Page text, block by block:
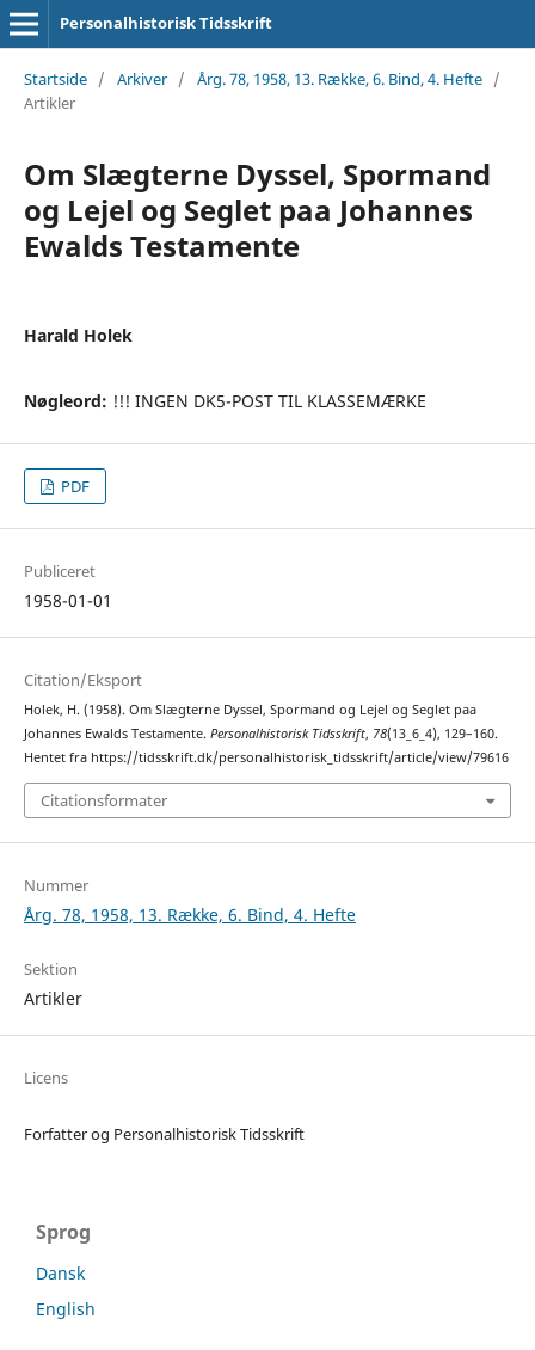
Personalhistorisk Tidsskrift
Startside / Arkiver / Årg. 78, 1958, 13. Række, 6. Bind, 4. Hefte /
Artikler
Om Slægterne Dyssel, Spormand
og Lejel og Seglet paa Johannes
Ewalds Testamente
Harald Holek
Nøgleord: !!! INGEN DK5-POST TIL KLASSEMÆRKE
PDF
Publiceret
1958-01-01
Citation/Eksport
Holek, H. (1958). Om Slægterne Dyssel, Spormand og Lejel og Seglet paa
Johannes Ewalds Testamente. Personalhistorisk Tidsskrift, 78(13_6_4), 129–160.
Hentet fra https://tidsskrift.dk/personalhistorisk_tidsskrift/article/view/79616
Citationsformater
Nummer
Årg. 78, 1958, 13. Række, 6. Bind, 4. Hefte
Sektion
Artikler
Licens
Forfatter og Personalhistorisk Tidsskrift
Sprog
Dansk
English